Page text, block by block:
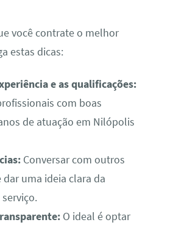
você contrate o melhor
estas dicas:
e as qualificações:
com boas
de atuação em Nilópolis
Conversar com outros
uma ideia clara da
O ideal é optar